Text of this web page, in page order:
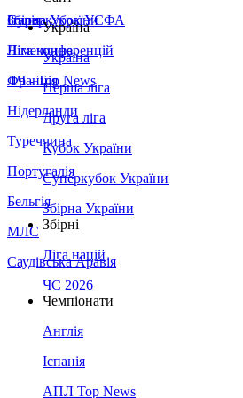
Збірна України
Італія
Німеччина
Франція
Нідерланди
Туреччина
Португалія
Бельгія
МЛС
Саудівська Аравія
Суперкубок УЄФА
Ліга конференцій
ЛЧ - Top News
Україна
Україна
Перша ліга
Друга ліга
Кубок України
Суперкубок України
Збірна України
Збірні
Ліга націй
ЧС 2026
Чемпіонати
Англія
Іспанія
АПЛ Top News